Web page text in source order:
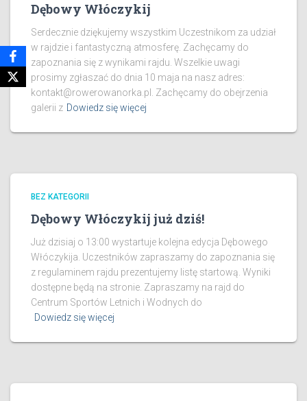
Dębowy Włóczykij
Serdecznie dziękujemy wszystkim Uczestnikom za udział
w rajdzie i fantastyczną atmosferę. Zachęcamy do
zapoznania się z wynikami rajdu. Wszelkie uwagi
prosimy zgłaszać do dnia 10 maja na nasz adres:
kontakt@rowerowanorka.pl. Zachęcamy do obejrzenia
galerii z Dowiedz się więcej
BEZ KATEGORII
Dębowy Włóczykij już dziś!
Już dzisiaj o 13:00 wystartuje kolejna edycja Dębowego
Włóczykija. Uczestników zapraszamy do zapoznania się
z regulaminem rajdu prezentujemy listę startową. Wyniki
dostępne będą na stronie. Zapraszamy na rajd do
Centrum Sportów Letnich i Wodnych do
Dowiedz się więcej